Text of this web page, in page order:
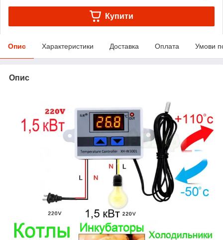
Купити
Опис Характеристики Доставка Оплата Умови
Опис